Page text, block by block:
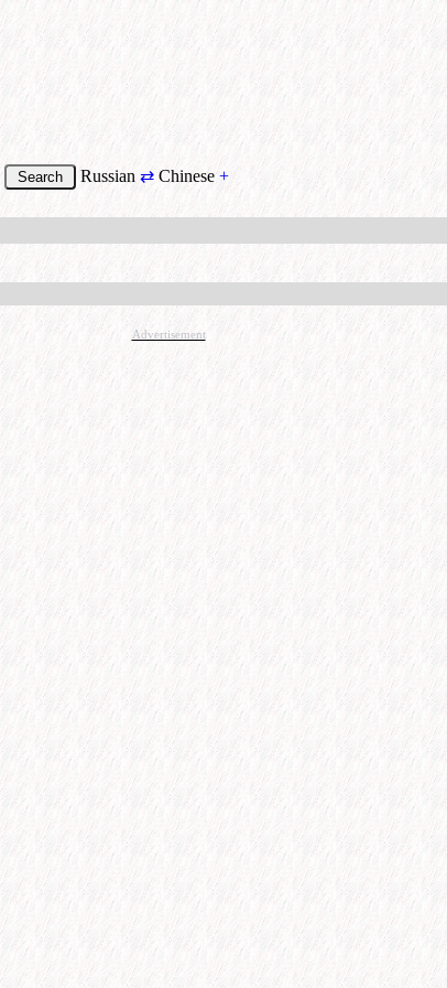
Russian ⇄ Chinese+
Advertisement